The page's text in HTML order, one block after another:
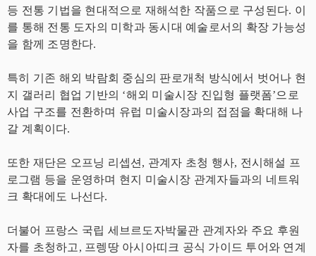
등 전통 기법을 현대적으로 재해석한 작품으로 구성된다. 이
를 통해 전통 도자의 미학과 동시대 예술로서의 확장 가능성
을 함께 조명한다.
특히 기존 해외 박람회 중심의 판로개척 방식에서 벗어나 현
지 갤러리 협업 기반의 ‘해외 미술시장 진입형 플랫폼’으로
사업 구조를 전환하며 유럽 미술시장과의 접점을 확대해 나
갈 계획이다.
또한 재단은 오프닝 리셉션, 관계자 초청 행사, 전시해설 프
로그램 등을 운영하며 현지 미술시장 관계자들과의 네트워
크 확대에도 나선다.
더불어 프랑스 국립 세브르도자박물관 관계자와 주요 후원
자를 초청하고, 프렝땅 아시아띠크 공식 가이드 투어와 연계